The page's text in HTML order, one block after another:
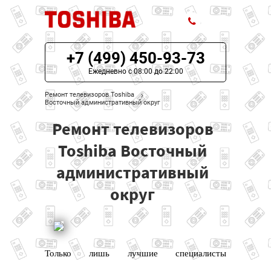
ЦЕНЫ НА РЕМОНТ
О СЕРВИСЕ
МОДЕЛИ TOSHIBA
НАШИ КОНТАКТЫ
+7 (499) 450-93-73
Ежедневно с 08:00 до 22:00
Ремонт телевизоров Toshiba
Восточный административный округ
Ремонт телевизоров
Toshiba Восточный
административный
округ
Только лишь лучшие специалисты